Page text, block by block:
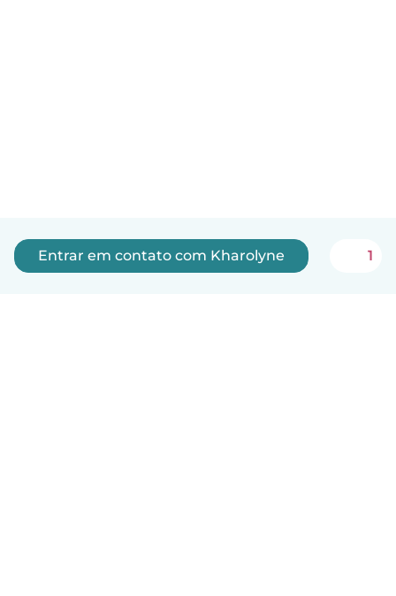
Entrar em contato com Kharolyne 1